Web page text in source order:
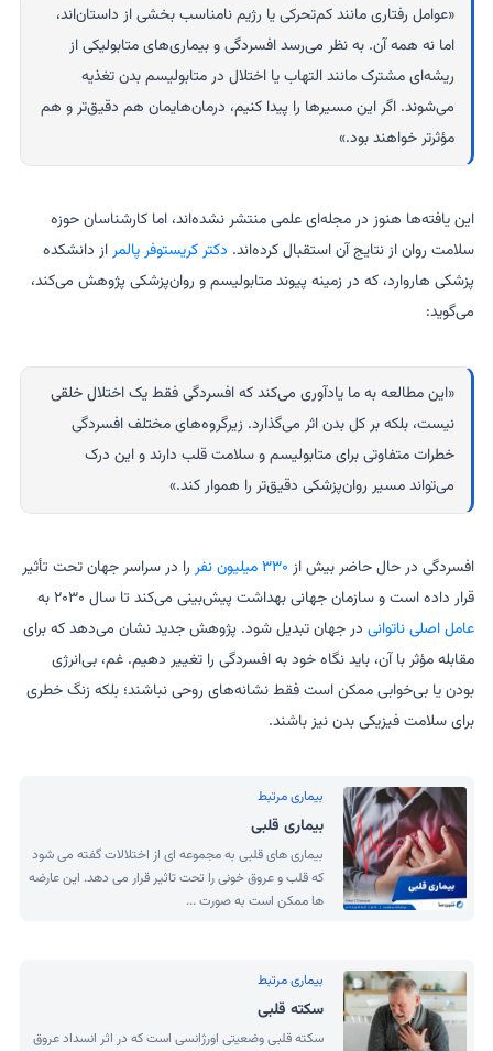
«عوامل رفتاری مانند کم‌تحرکی یا رژیم نامناسب بخشی از داستان‌اند،
اما نه همه آن. به نظر می‌رسد افسردگی و بیماری‌های متابولیکی از
ریشه‌ای مشترک مانند التهاب یا اختلال در متابولیسم بدن تغذیه
می‌شوند. اگر این مسیرها را پیدا کنیم، درمان‌هایمان هم دقیق‌تر و هم
مؤثرتر خواهند بود.»
این یافته‌ها هنوز در مجله‌ای علمی منتشر نشده‌اند، اما کارشناسان حوزه
سلامت روان از نتایج آن استقبال کرده‌اند. دکتر کریستوفر پالمراز دانشکده
پزشکی هاروارد، که در زمینه پیوند متابولیسم و روان‌پزشکی پژوهش می‌کند،
می‌گوید:
«این مطالعه به ما یادآوری می‌کند که افسردگی فقط یک اختلال خلقی
نیست، بلکه بر کل بدن اثر می‌گذارد. زیرگروه‌های مختلف افسردگی
خطرات متفاوتی برای متابولیسم و سلامت قلب دارند و این درک
می‌تواند مسیر روان‌پزشکی دقیق‌تر را هموار کند.»
افسردگی در حال حاضر بیش از ۳۳۰ میلیون نفر
را در سراسر جهان تحت تأثیر
قرار داده است و سازمان جهانی بهداشت پیش‌بینی می‌کند تا سال ۲۰۳۰ به
عامل اصلی ناتوانی در جهان تبدیل شود. پژوهش جدید نشان می‌دهد که برای
مقابله مؤثر با آن، باید نگاه خود به افسردگی را تغییر دهیم. غم، بی‌انرژی
بودن یا بی‌خوابی ممکن است فقط نشانه‌های روحی نباشند؛ بلکه زنگ خطری
برای سلامت فیزیکی بدن نیز باشند.
بیماری مرتبط
بیماری قلبی
بیماری های قلبی به مجموعه ای از اختلالات گفته می شود
که قلب و عروق خونی را تحت تاثیر قرار می دهد. این عارضه
ها ممکن است به صورت ...
بیماری مرتبط
سکته قلبی
سکته قلبی وضعیتی اورژانسی است که در اثر انسداد عروق